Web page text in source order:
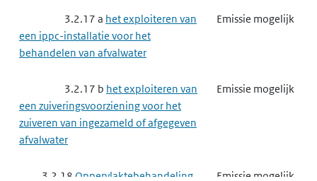
3.4.4Metaalproductenindustrie Gebruik mogelijk
3.4.4 fhet maken van
3.4.5Minerale producten
industrie
Gebruik mogelijk
3.2.17 a het exploiteren van
een ippc-installatie voor het
behandelen van afvalwater
Emissie mogelijk
3.2.17 b het exploiteren van
een zuiveringsvoorziening voor het
zuiveren van ingezameld of afgegeven
afvalwater
Emissie mogelijk
3.2.18 Oppervlaktebehandeling Emissie mogelijk